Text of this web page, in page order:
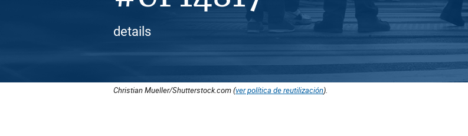
details
Christian Mueller/Shutterstock.com (ver política de reutilización).